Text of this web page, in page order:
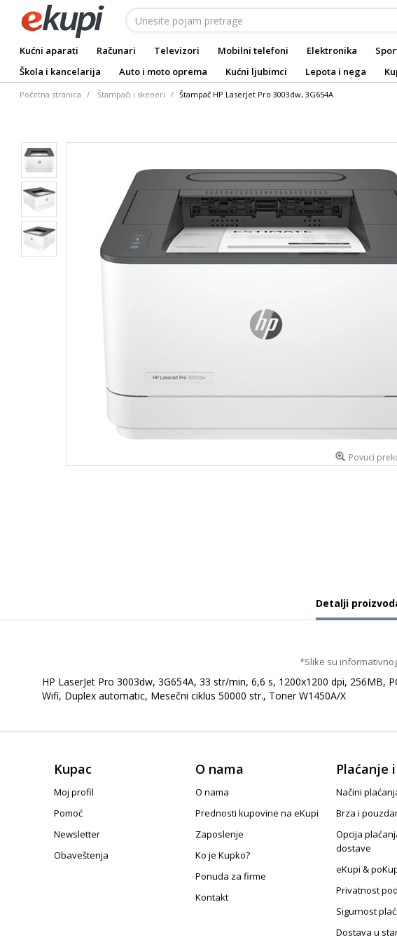
Kućni aparati Računari Televizori Mobilni telefoni Elektronika
Škola i kancelarija
Auto i moto oprema Kućni ljubimci Lepota i nega
Početna stranica Štampači i skeneri Štampač HP LaserJet Pro 3003dw, 3G654A
Povuci
Detalji
*Slike su
HP LaserJet Pro 3003dw, 3G654A, 33 str/min, 6,6 s, 1200x1200 dpi, 256MB,
Wifi, Duplex automatic, Mesečni ciklus 50000 str., Toner W1450A/X
Kupac
Moj profil
Pomoć
Newsletter
Obaveštenja
O nama
O nama
Prednosti kupovine na eKupi
Zaposlenje
Ko je Kupko?
Ponuda za firme
Kontakt
Plaćanje
Načini
Brza i
Opcija
dostave
eKupi &
Privatnost
Sigurnost
Dostava u